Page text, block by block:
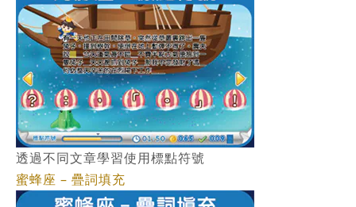
透過不同文章學習使用標點符號
蜜蜂座 – 疊詞填充